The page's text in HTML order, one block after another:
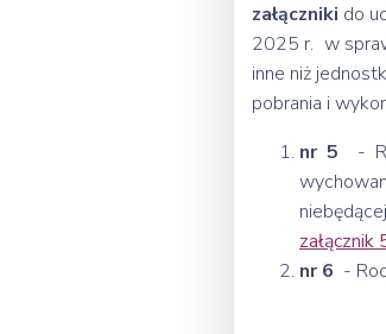
załączniki do
2025 r. w
inne niż
pobrania i
nr 5 -
załącznik
nr 6 -